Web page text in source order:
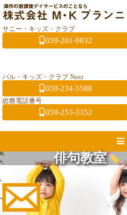
サニー・キッズ・クラブ
059-261-9832
パル・キッズ・クラブ Next
059-234-5588
総務電話番号
059-253-3352
俳句教室